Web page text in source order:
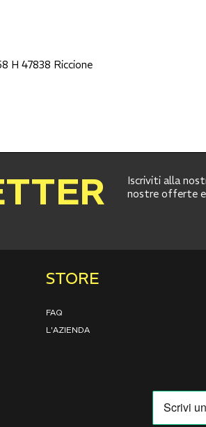
H 47838 Riccione
Iscriviti alla
nostre offerte
STORE
FAQ
L'AZIENDA